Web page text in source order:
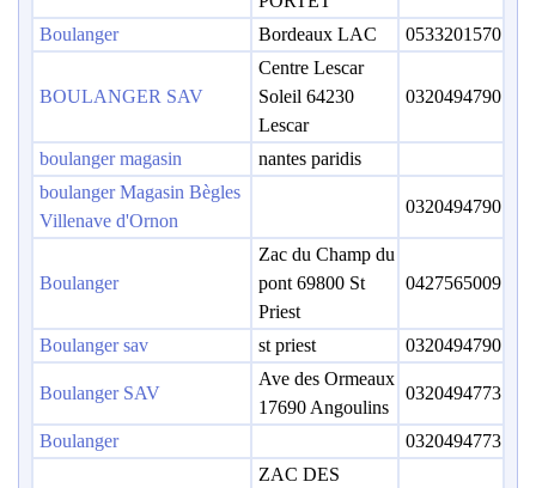
Boulanger Bordeaux LAC 0533201570
BOULANGER SAV
Centre Lescar
Soleil 64230
Lescar
0320494790
boulanger magasin
nantes paridis
boulanger Magasin Bègles
Villenave d'Ornon
0320494790
Boulanger
Zac du Champ du
pont 69800 St
Priest
0427565009
Boulanger sav st priest 0320494790
Boulanger SAV
Ave des Ormeaux
17690 Angoulins
0320494773
Boulanger 0320494773
ZAC DES